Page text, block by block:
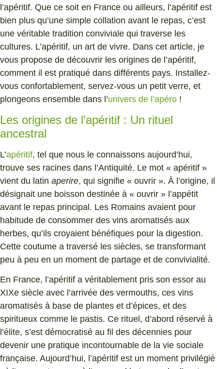
l’apéritif. Que ce soit en France ou ailleurs, l’apéritif est
bien plus qu’une simple collation avant le repas, c’est
une véritable tradition conviviale qui traverse les
cultures. L’apéritif, un art de vivre. Dans cet article, je
vous propose de découvrir les origines de l’apéritif,
comment il est pratiqué dans différents pays. Installez-
vous confortablement, servez-vous un petit verre, et
plongeons ensemble dans l’univers de l’apéro !
Les origines de l’apéritif : Un rituel
ancestral
L’apéritif, tel que nous le connaissons aujourd’hui,
trouve ses racines dans l’Antiquité. Le mot « apéritif »
vient du latin aperire, qui signifie « ouvrir ». À l’origine, il
désignait une boisson destinée à « ouvrir » l’appétit
avant le repas principal. Les Romains avaient pour
habitude de consommer des vins aromatisés aux
herbes, qu’ils croyaient bénéfiques pour la digestion.
Cette coutume a traversé les siècles, se transformant
peu à peu en un moment de partage et de convivialité.
En France, l’apéritif a véritablement pris son essor au
XIXe siècle avec l’arrivée des vermouths, ces vins
aromatisés à base de plantes et d’épices, et des
spiritueux comme le pastis. Ce rituel, d’abord réservé à
l’élite, s’est démocratisé au fil des décennies pour
devenir une pratique incontournable de la vie sociale
française. Aujourd’hui, l’apéritif est un moment privilégié